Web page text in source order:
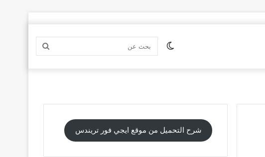
بحث الوضع
شرح التحميل من موقع ايجي فور تريندس